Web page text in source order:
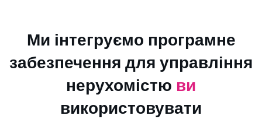
Ми інтегруємо програмне
забезпечення для управління
нерухомістю ви
використовувати